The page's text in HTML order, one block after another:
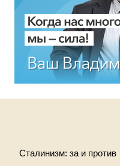
Сталинизм: за и против